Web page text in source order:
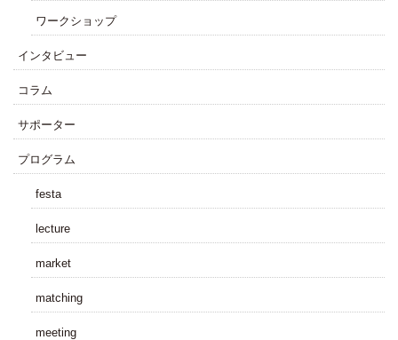
ワークショップ
インタビュー
コラム
サポーター
プログラム
festa
lecture
market
matching
meeting